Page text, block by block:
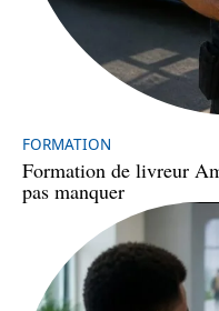
FORMATION
Formation de livreur
pas manquer